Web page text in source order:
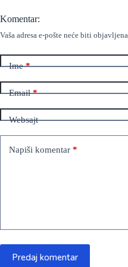
Komentar:
Vaša adresa e-pošte neće biti objavljena.
Ime*
Email*
Websajt
Napiši komentar *
Predaj komentar